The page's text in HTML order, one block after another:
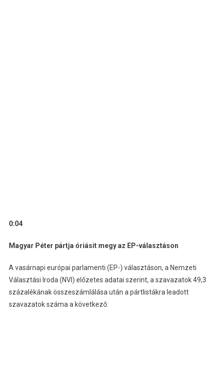
0:04
Magyar Péter pártja óriásit megy az EP-választáson
A vasárnapi európai parlamenti (EP-) választáson, a Nemzeti
Választási Iroda (NVI) előzetes adatai szerint, a szavazatok 49,3
százalékának összeszámlálása után a pártlistákra leadott
szavazatok száma a következő: